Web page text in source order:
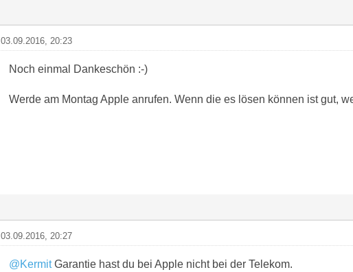
03.09.2016, 20:23
Noch einmal Dankeschön :-)
Werde am Montag Apple anrufen. Wenn die es lösen können ist gut,
03.09.2016, 20:27
@KermitGarantie hast du bei Apple nicht bei der Telekom.